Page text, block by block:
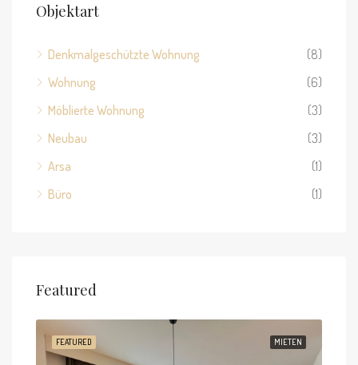
Objektart
Denkmalgeschützte Wohnung
(8)
Wohnung
(6)
Möblierte Wohnung
(3)
Neubau
(3)
Arsa
(1)
Büro
(1)
Featured
MIETEN
FEATURED